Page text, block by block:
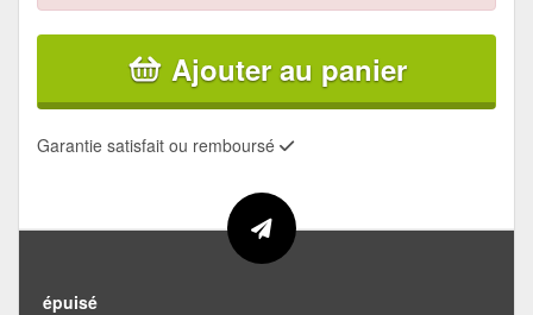
Ajouter au panier
Garantie satisfait ou remboursé
épuisé